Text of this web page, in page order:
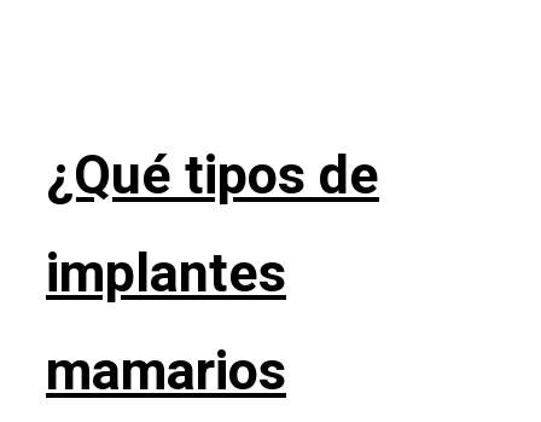
¿Qué tipos de
implantes
mamarios